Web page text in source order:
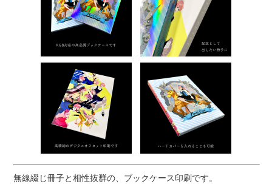
無線綴じ冊子と相性抜群の、ブックケース印刷です。